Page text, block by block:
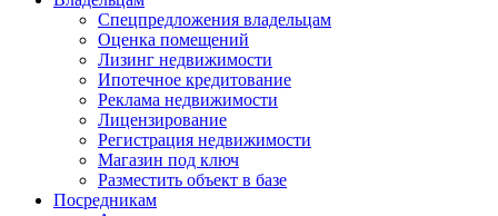
Спецпредложения владельцам
Оценка помещений
Лизинг недвижимости
Ипотечное кредитование
Реклама недвижимости
Лицензирование
Регистрация недвижимости
Магазин под ключ
Разместить объект в базе
Посредникам